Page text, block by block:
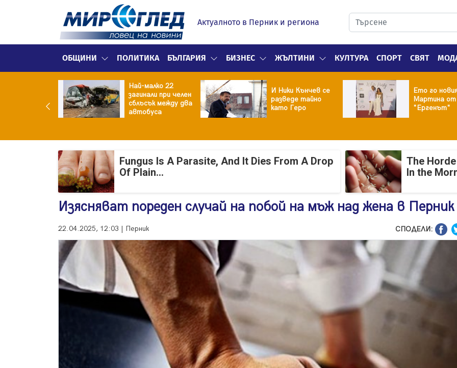
Актуалното в Перник и региона
ОБЩИНИ ПОЛИТИКА БЪЛГАРИЯ БИЗНЕС ЖЪЛТИНИ КУЛТУРА СПОРТ СВЯТ
Най-малко 22
загинали при челен
сблъсък между два
автобуса
И Ники Кънчев се
разведе тайно
като Геро
Ето го
Мартина от
"Ергенът"
Fungus Is A Parasite, And It Dies From A Drop
Of Plain...
The
In the
Изясняват пореден случай на побой на мъж над жена в Перник
22.04.2025, 12:03 | Перник СПОДЕЛИ: